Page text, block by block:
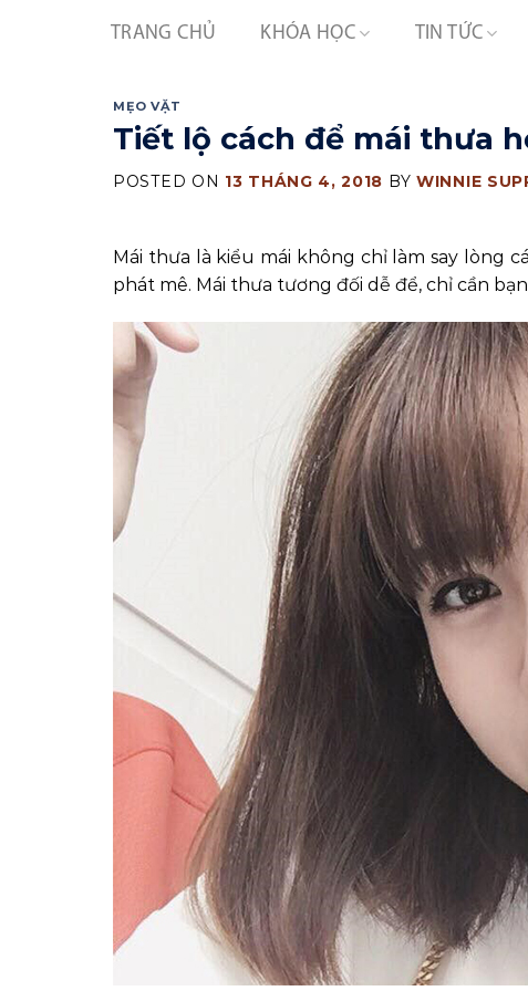
TRANG CHỦ KHÓA HỌC TIN TỨC
MẸO VẶT
Tiết lộ cách để mái thưa
POSTED ON 13 THÁNG 4, 2018 BYWINNIE
Mái thưa là kiểu mái không chỉ làm say lòng
phát mê. Mái thưa tương đối dễ để, chỉ cần